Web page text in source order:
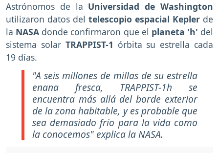
Astrónomos de la Universidad de Washington
utilizaron datos del telescopio espacial Kepler de
la NASA donde confirmaron que el planeta 'h' del
sistema solar TRAPPIST-1 órbita su estrella cada
19 días.
"A seis millones de millas de su estrella
enana fresca, TRAPPIST-1h se
encuentra más allá del borde exterior
de la zona habitable, y es probable que
sea demasiado frío para la vida como
la conocemos" explica la NASA.